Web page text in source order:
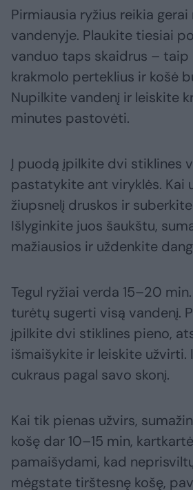
Pirmiausia ryžius reikia
vandenyje. Plaukite tiesiai
vanduo taps skaidrus – taip
krakmolo perteklius ir košė
Nupilkite vandenį ir leiskite
minutes pastovėti.
Į puodą įpilkite dvi stiklines
pastatykite ant viryklės. Kai
žiupsnelį druskos ir
Išlyginkite juos šaukštu,
mažiausios ir uždenkite
Tegul ryžiai verda 15–20
turėtų sugerti visą vandenį.
įpilkite dvi stiklines pieno,
išmaišykite ir leiskite užvirti.
cukraus pagal savo skonį.
Kai tik pienas užvirs,
košę dar 10–15 min,
pamaišydami, kad
mėgstate tirštesnę košę,